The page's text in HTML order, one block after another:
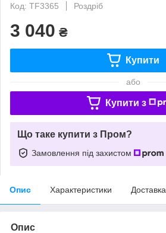
Код: TF3365
Роздріб
3 040 ₴
Купити
або
Купити з
Що таке купити з Пром?
Замовлення під захистом
Опис Характеристики Доставка
Опис